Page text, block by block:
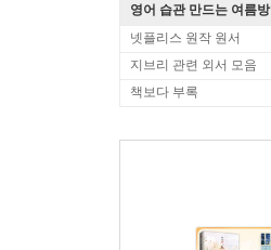
영어 습관 만드는 여름
넷플리스 원작 원서
지브리 관련 외서 모음
책보다 부록